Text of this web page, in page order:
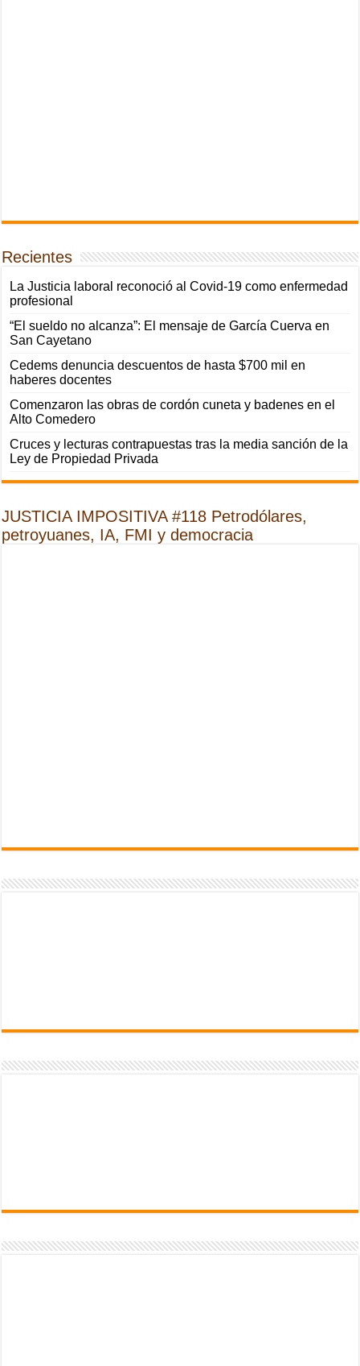
Recientes
La Justicia laboral reconoció al Covid-19 como enfermedad
profesional
“El sueldo no alcanza”: El mensaje de García Cuerva en
San Cayetano
Cedems denuncia descuentos de hasta $700 mil en
haberes docentes
Comenzaron las obras de cordón cuneta y badenes en el
Alto Comedero
Cruces y lecturas contrapuestas tras la media sanción de la
Ley de Propiedad Privada
JUSTICIA IMPOSITIVA #118 Petrodólares,
petroyuanes, IA, FMI y democracia